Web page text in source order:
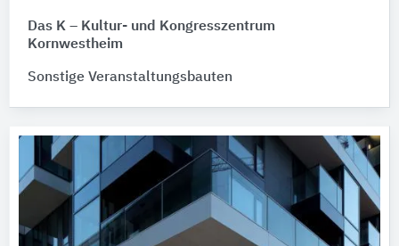
Das K – Kultur- und Kongresszentrum
Kornwestheim
Sonstige Veranstaltungsbauten